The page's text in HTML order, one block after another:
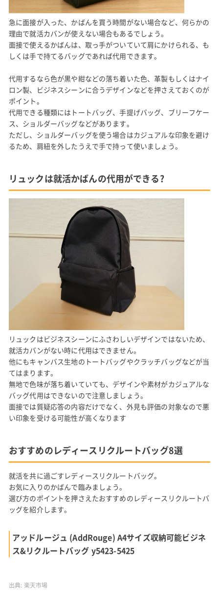
急に面接が入った、かばんを買う時間がない場合など、何らかの
理由で就活カバンが使えない場合もあるでしょう。
面接で使えるかばんは、取っ手がついていて肩にかけられる、も
しくは手で持てるバッグであれば代用できます。
代用するなら色が黒や紺などの落ち着いた色、革製もしくはナイ
ロン製、ビジネスシーンに合うデザインなどを押さえておくのが
ポイント。
代用できる種類にはトートバッグ、手提げバッグ、ブリーフケー
ス、ショルダーバッグなどがあります。
ただし、ショルダーバッグを使う場合はカジュアルな印象を避け
るため、肩紐を外したうえで手で持って使いましょう。
リュックは就活かばんの代用ができる?
リュックはビジネスシーンにふさわしいデザインではないため、
就活カバンがない時に代用はできません。
他にもキャンバス生地のトートバッグやクラッチバッグなどが当
てはまります。
無地で色味が落ち着いていても、デザインや素材がカジュアルな
バッグ代用はできないので注意しましょう。
面接では質疑応答の内容だけでなく、外見も評価の対象なので悪
い印象を受ける可能性が高くなります
おすすめのレディースリクルートバッグ8選
就活を共に過ごすレディースリクルートバッグ。
お気に入りのかばんで臨みましょう。
選び方のポイントを押さえたおすすめのレディースリクルートバ
ッグを紹介します。
アッドルージュ (AddRouge) A4サイズ収納可能ビジネ
ス&リクルートバッグ y5423-5425
出典: 楽天市場